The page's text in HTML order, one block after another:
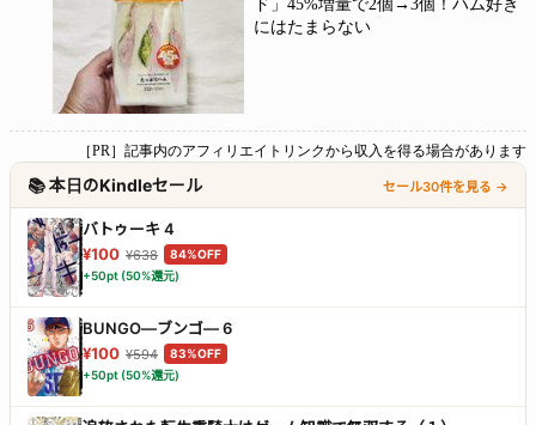
ド」45%増量で2個→3個！ハム好き
にはたまらない
［PR］記事内のアフィリエイトリンクから収入を得る場合があります
📚 本日のKindleセール セール30件を見る →
バトゥーキ 4
¥100 ¥638
84%OFF
+50pt (50%還元)
BUNGO―ブンゴ― 6
¥100 ¥594
83%OFF
+50pt (50%還元)